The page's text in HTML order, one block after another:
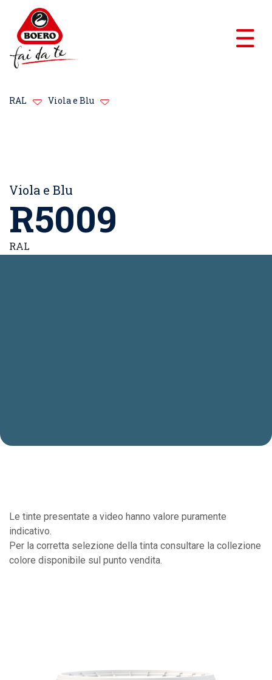
RAL Viola e Blu
Viola e Blu
R5009
RAL
Le tinte presentate a video hanno valore puramente
indicativo.
Per la corretta selezione della tinta consultare la collezione
colore disponibile sul punto vendita.